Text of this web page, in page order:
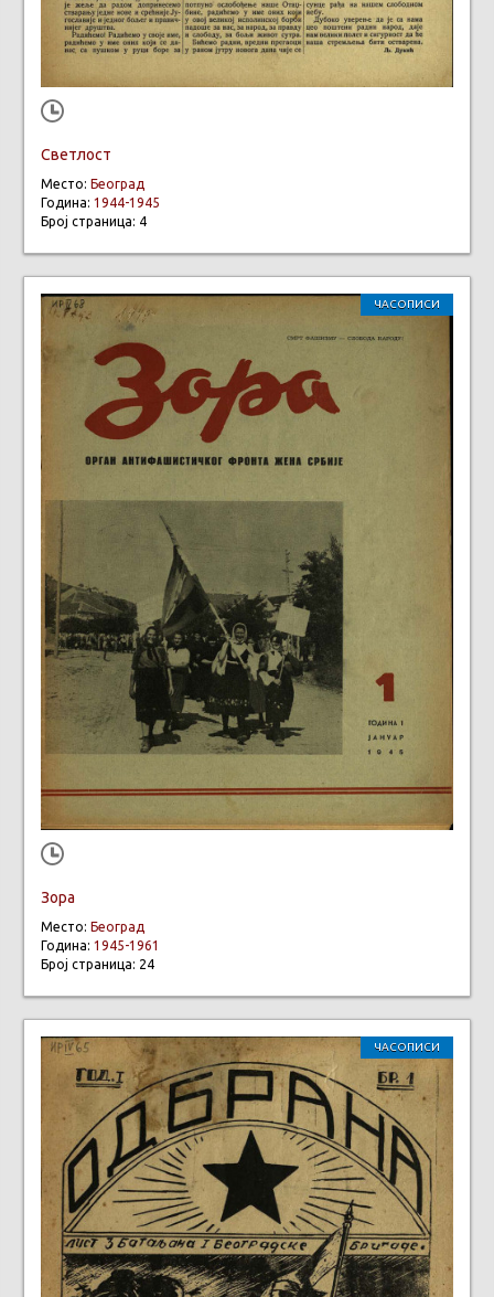
Светлост
Место: Београд
Година: 1944-1945
Број страница: 4
ЧАСОПИСИ
Зора
Место: Београд
Година: 1945-1961
Број страница: 24
ЧАСОПИСИ